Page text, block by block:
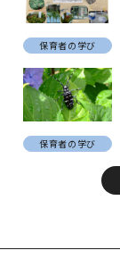
保育者の学び
保育者の学び